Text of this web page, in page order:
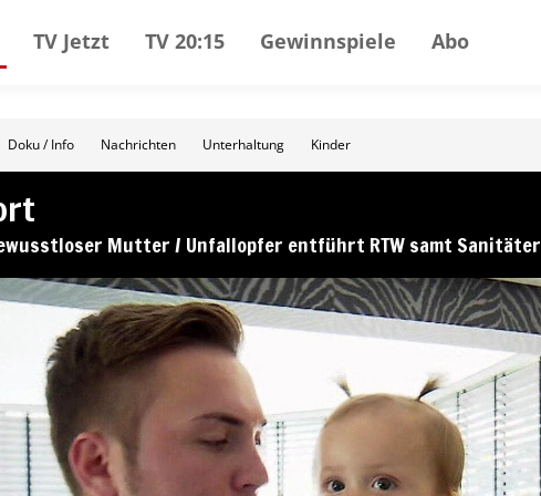
TV Jetzt TV 20:15 Gewinnspiele Abo
Doku / Info Nachrichten Unterhaltung Kinder
Mutter / Unfallopfer entführt RTW samt Sanitäter